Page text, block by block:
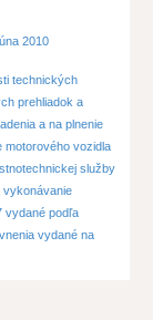
2010
technických
prehliadok a
a na plnenie
motorového vozidla
služby
vykonávanie
vydané podľa
vydané na